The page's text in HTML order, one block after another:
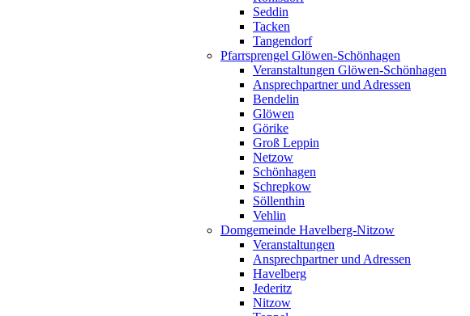
Seddin
Tacken
Tangendorf
Pfarrsprengel Glöwen-Schönhagen
Veranstaltungen Glöwen-Schönhagen
Ansprechpartner und Adressen
Bendelin
Glöwen
Görike
Groß Leppin
Netzow
Schönhagen
Schrepkow
Söllenthin
Vehlin
Domgemeinde Havelberg-Nitzow
Veranstaltungen
Ansprechpartner und Adressen
Havelberg
Jederitz
Nitzow